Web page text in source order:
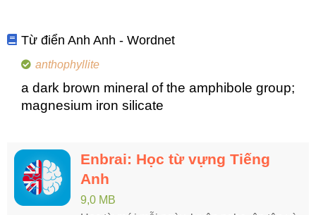
Từ điển Anh Anh - Wordnet
anthophyllite
a dark brown mineral of the amphibole group;
magnesium iron silicate
Enbrai: Học từ vựng Tiếng
Anh
9,0 MB